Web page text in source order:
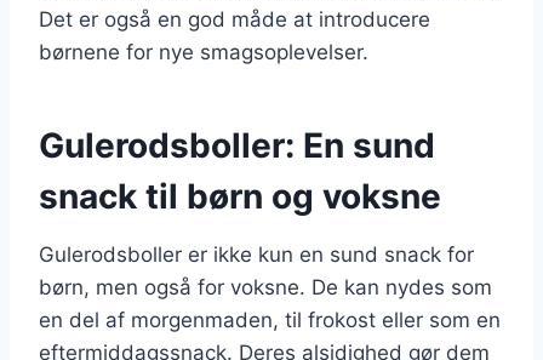
Det er også en god måde at introducere
børnene for nye smagsoplevelser.
Gulerodsboller: En sund
snack til børn og voksne
Gulerodsboller er ikke kun en sund snack for
børn, men også for voksne. De kan nydes som
en del af morgenmaden, til frokost eller som en
eftermiddagssnack. Deres alsidighed gør dem